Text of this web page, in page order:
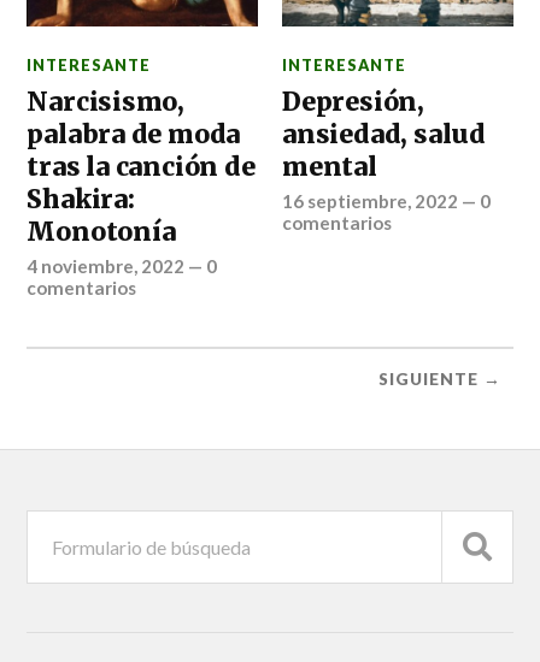
INTERESANTE
Narcisismo,
palabra de moda
tras la canción de
Shakira:
Monotonía
4 noviembre, 2022 — 0
comentarios
INTERESANTE
Depresión,
ansiedad, salud
mental
16 septiembre, 2022 — 0
comentarios
SIGUIENTE →